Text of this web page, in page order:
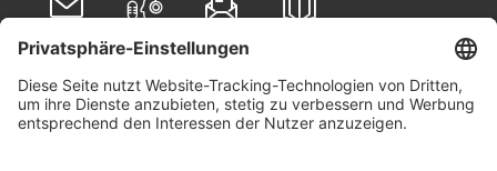
Folgen Sie uns auf